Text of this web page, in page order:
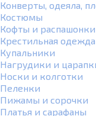
Конверты, одеяла,
Костюмы
Кофты и распашонки
Крестильная одежда
Купальники
Нагрудики и
Носки и колготки
Пеленки
Пижамы и сорочки
Платья и сарафаны